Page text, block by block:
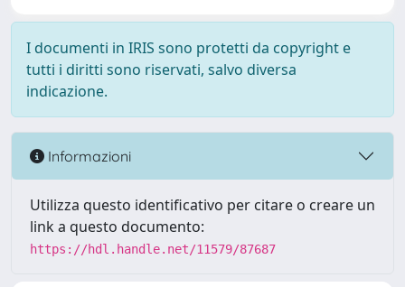
I documenti in IRIS sono protetti da copyright e
tutti i diritti sono riservati, salvo diversa
indicazione.
Informazioni
Utilizza questo identificativo per citare o creare un
link a questo documento:
https://hdl.handle.net/11579/87687